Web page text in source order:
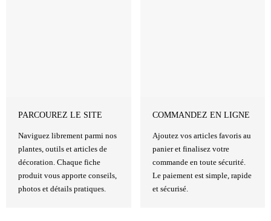
PARCOUREZ LE SITE
Naviguez librement parmi nos
plantes, outils et articles de
décoration. Chaque fiche
produit vous apporte conseils,
photos et détails pratiques.
COMMANDEZ EN LIGNE
Ajoutez vos articles favoris au
panier et finalisez votre
commande en toute sécurité.
Le paiement est simple, rapide
et sécurisé.